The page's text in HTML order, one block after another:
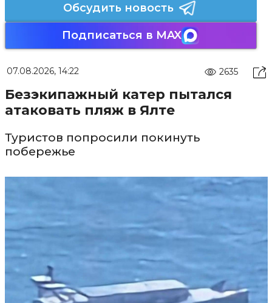
Обсудить новость
Подписаться в MAX
07.08.2026, 14:22 2635
Безэкипажный катер пытался
атаковать пляж в Ялте
Туристов попросили покинуть
побережье